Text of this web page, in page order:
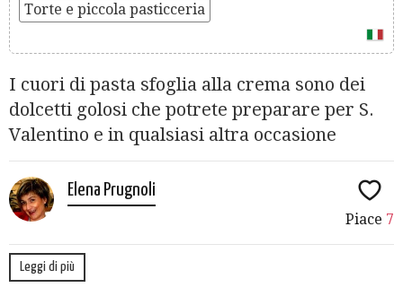
Torte e piccola pasticceria
I cuori di pasta sfoglia alla crema sono dei
dolcetti golosi che potrete preparare per S.
Valentino e in qualsiasi altra occasione
Elena Prugnoli
Piace 7
Leggi di più